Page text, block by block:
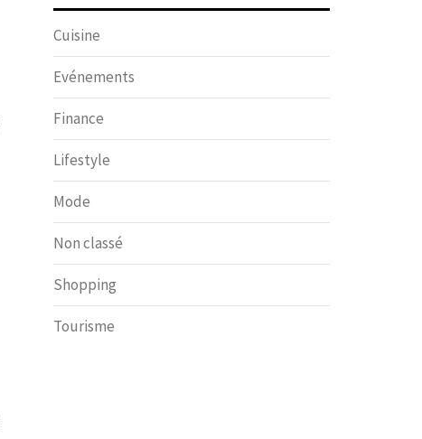
Cuisine
Evénements
Finance
Lifestyle
Mode
Non classé
Shopping
Tourisme